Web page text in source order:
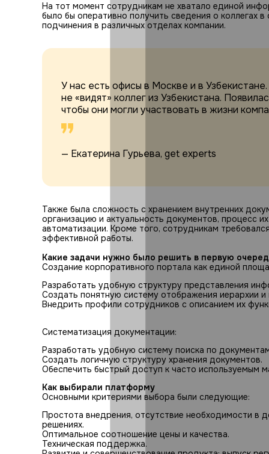
На тот момент сотрудникам не хватало единой
было бы оперативно получить сведения о коллегах
подчинения в различных отделах компании.
У нас есть офисы в Москве и в
не «видят» коллег из Узбекистана.
чтобы они могли участвовать в жизни
— Екатерина Гурьева, get experts
Также была сложность с хранением внутренних
организацию и актуальность документов, процесс
автоматизации. Кроме того, сотрудникам
эффективной работы.
Какие задачи нужно было решить в первую
Создание корпоративного портала как единой
Разработать удобную структуру представления
Создать понятную систему отображения иерархии и
Внедрить профили сотрудников с описанием их
Систематизация документации:
Разработать удобную систему поиска по
Создать логичную структуру хранения документов.
Обеспечить быстрый доступ к часто используемым
Как выбирали платформу
Основными критериями выбора были следующие:
Простота внедрения, отсутствие необходимости в
решениях.
Оптимальное соотношение цены и качества.
Техническая поддержка.